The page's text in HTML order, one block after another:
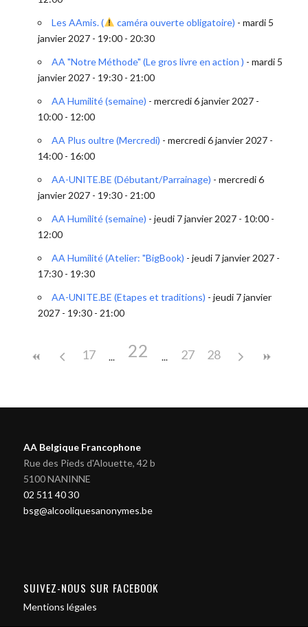
Les AAmis. (
caméra ouverte obligatoire) - mardi 5
janvier 2027 - 19:00 - 20:30
AA "Notre Méthode" (Le gros livre en action ) - mardi 5
janvier 2027 - 19:30 - 21:00
AA Humilité (semaine) - mercredi 6 janvier 2027 -
10:00 - 12:00
AA Plus oultre (Mercredi) - mercredi 6 janvier 2027 -
14:00 - 16:00
AA-UNITE.BE (Débutant/Parrainage) - mercredi 6
janvier 2027 - 19:30 - 21:00
AA Humilité (semaine) - jeudi 7 janvier 2027 - 10:00 -
12:00
AA Humilité (Atelier: "BigBook) - jeudi 7 janvier 2027 -
17:30 - 19:30
AA-UNITE.BE (Etapes et traditions) - jeudi 7 janvier
2027 - 19:30 - 21:00
17 22 27 28
AA Belgique Francophone
Rue des Pieds d'Alouette, 42 b
5100 NANINNE
02 511 40 30
bsg@alcooliquesanonymes.be
SUIVEZ-NOUS SUR FACEBOOK
Mentions légales